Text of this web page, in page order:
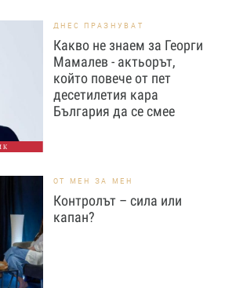
ДНЕС ПРАЗНУВАТ
Какво не знаем за Георги
Мамалев - актьорът,
който повече от пет
десетилетия кара
България да се смее
ОТ МЕН ЗА МЕН
Контролът – сила или
капан?